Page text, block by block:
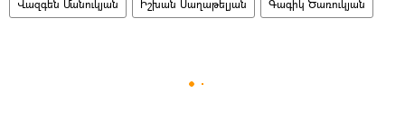
Վազգեն Մանուկյան Իշխան Սաղաթելյան Գագիկ Ծառուկյան